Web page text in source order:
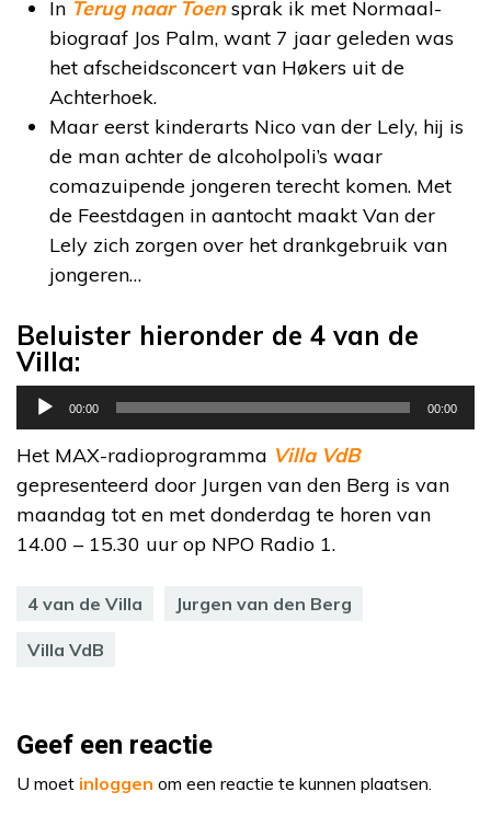
In Terug naar Toensprak ik met Normaal-
biograaf Jos Palm, want 7 jaar geleden was
het afscheidsconcert van Høkers uit de
Achterhoek.
Maar eerst kinderarts Nico van der Lely, hij is
de man achter de alcoholpoli’s waar
comazuipende jongeren terecht komen. Met
de Feestdagen in aantocht maakt Van der
Lely zich zorgen over het drankgebruik van
jongeren…
Beluister hieronder de 4 van de
Villa:
Audiospeler
00:00 00:00
Het MAX-radioprogramma Villa VdB
gepresenteerd door Jurgen van den Berg is van
maandag tot en met donderdag te horen van
14.00 – 15.30 uur op NPO Radio 1.
4 van de Villa Jurgen van den Berg
Villa VdB
Geef een reactie
U moet inloggen om een reactie te kunnen plaatsen.